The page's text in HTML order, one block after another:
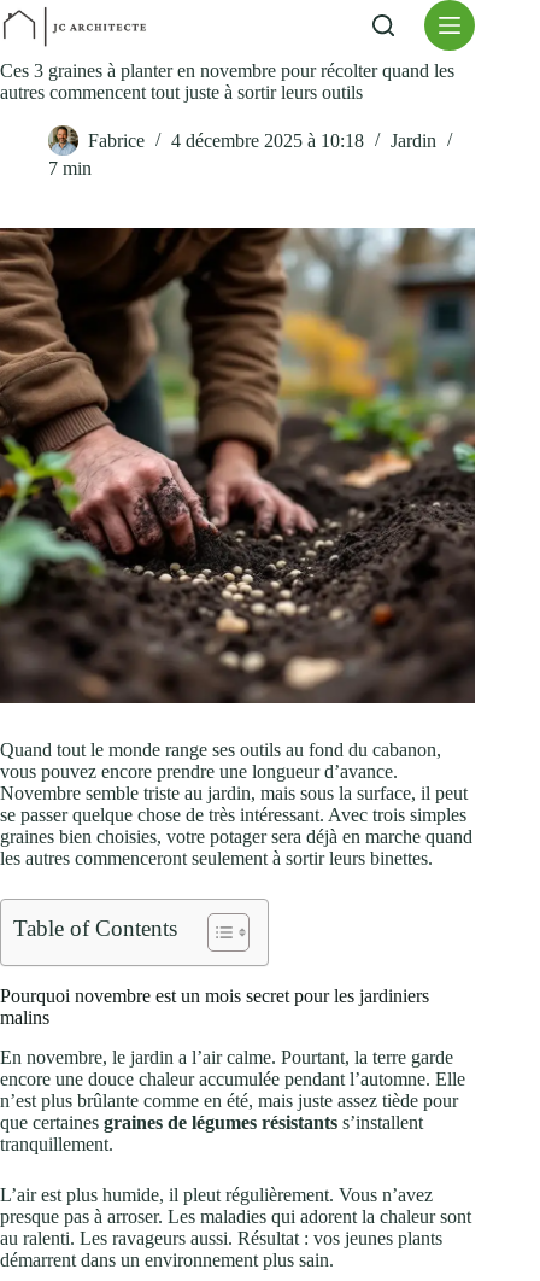
Passer
contenu
Ces 3 graines à planter en novembre pour récolter quand les
autres commencent tout juste à sortir leurs outils
Fabrice 4 décembre 2025 à 10:18
Jardin
7 min
Quand tout le monde range ses outils au fond du cabanon,
vous pouvez encore prendre une longueur d’avance.
Novembre semble triste au jardin, mais sous la surface, il peut
se passer quelque chose de très intéressant. Avec trois simples
graines bien choisies, votre potager sera déjà en marche quand
les autres commenceront seulement à sortir leurs binettes.
Table of Contents
Pourquoi novembre est un mois secret pour les jardiniers
malins
En novembre, le jardin a l’air calme. Pourtant, la terre garde
encore une douce chaleur accumulée pendant l’automne. Elle
n’est plus brûlante comme en été, mais juste assez tiède pour
que certaines graines de légumes résistants s’installent
tranquillement.
L’air est plus humide, il pleut régulièrement. Vous n’avez
presque pas à arroser. Les maladies qui adorent la chaleur sont
au ralenti. Les ravageurs aussi. Résultat : vos jeunes plants
démarrent dans un environnement plus sain.